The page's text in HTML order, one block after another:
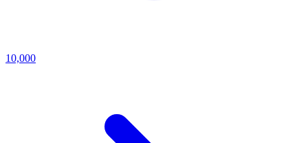
10,000